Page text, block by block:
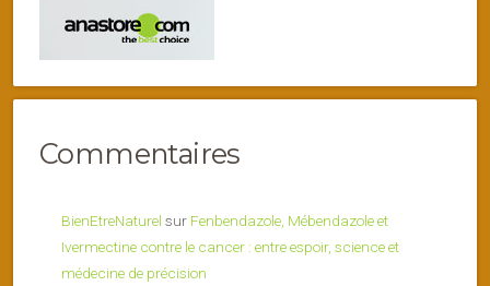
Commentaires
BienEtreNaturel sur Fenbendazole, Mébendazole et
Ivermectine contre le cancer : entre espoir, science et
médecine de précision